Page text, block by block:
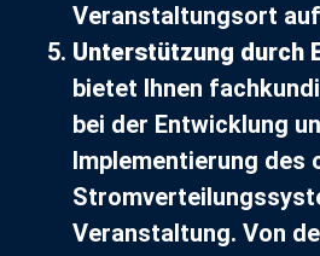
Veranstaltungsort
Unterstützung durch
bietet Ihnen
bei der Entwicklung
Implementierung des
Veranstaltung. Von